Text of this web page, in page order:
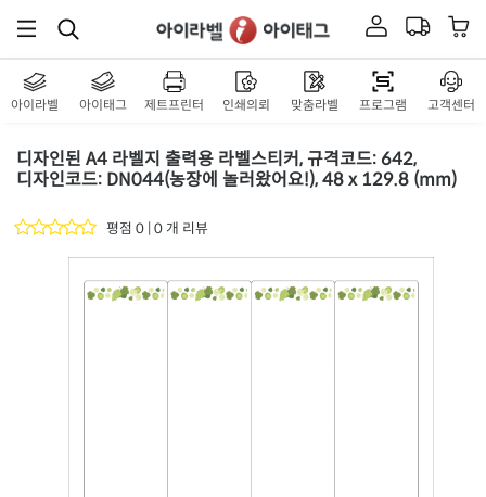
아이라벨 아이태그 제트프린터 인쇄의뢰 맞춤라벨 프로그램 고객센터
디자인된 A4 라벨지 출력용 라벨스티커, 규격코드: 642,
디자인코드: DN044(농장에 놀러왔어요!), 48 x 129.8 (mm)
평점 0 | 0 개 리뷰